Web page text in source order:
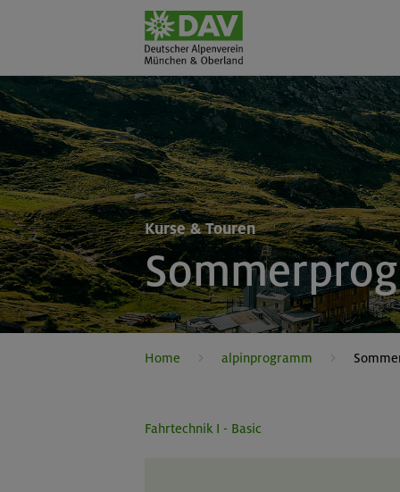
Kurse & Touren
Home alpinprogramm
Fahrtechnik I - Basic